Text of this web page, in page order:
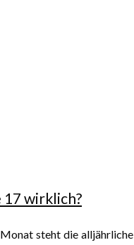
17 wirklich?
Monat steht die alljährliche